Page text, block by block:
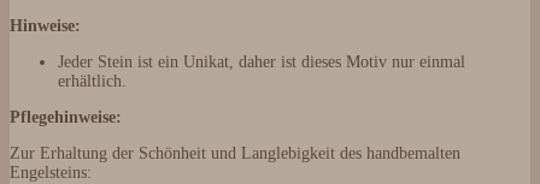
Hinweise:
Jeder Stein ist ein Unikat, daher ist dieses Motiv nur einmal
erhältlich.
Pflegehinweise:
Zur Erhaltung der Schönheit und Langlebigkeit des handbemalten
Engelsteins: